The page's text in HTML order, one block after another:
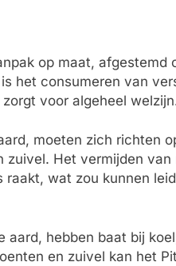
op maat, afgestemd
het consumeren van
voor algeheel
moeten zich richten
zuivel. Het vermijden van
raakt, wat zou kunnen
hebben baat bij
en zuivel kan het